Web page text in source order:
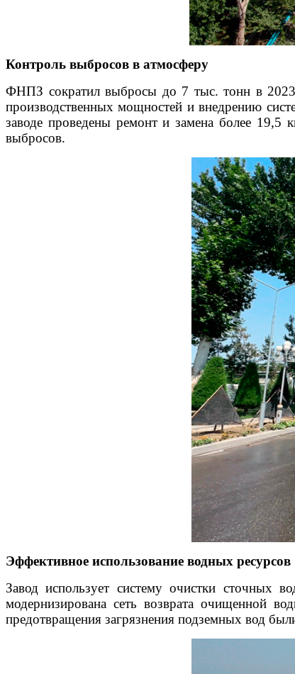
Контроль выбросов в атмосферу
ФНПЗ сократил выбросы до 7 тыс. тонн в 2023
производственных мощностей и внедрению
заводе проведены ремонт и замена более 19,5
выбросов.
Эффективное использование водных ресурсов
Завод использует систему очистки
модернизирована сеть возврата очищенной
предотвращения загрязнения подземных вод